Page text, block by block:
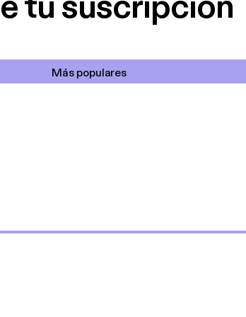
Más populares